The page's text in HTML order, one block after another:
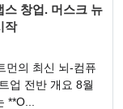
스 창업. 머스크 뉴
작
먼의 최신 뇌-컴퓨
업 전반 개요 8월